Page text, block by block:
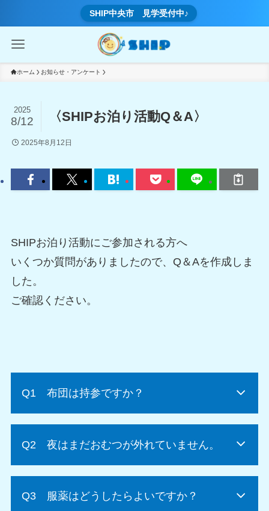
SHIP中央市 見学受付中♪
ホーム お知らせ・アンケート
〈SHIPお泊り活動Q＆A〉
2025
8/12
2025年8月12日
SHIPお泊り活動にご参加される方へ
いくつか質問がありましたので、Q＆Aを作成しま
した。
ご確認ください。
Q1 布団は持参ですか？
Q2 夜はまだおむつが外れていません。
Q3 服薬はどうしたらよいですか？